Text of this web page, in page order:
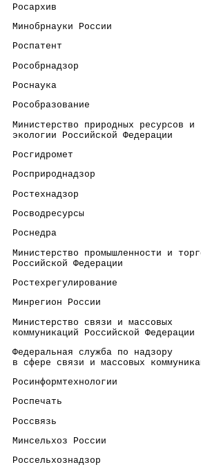
Росархив
Минобрнауки России
Роспатент
Рособрнадзор
Роснаука
Рособразование
Министерство природных
экологии Российской Федерации
Росгидромет
Росприроднадзор
Ростехнадзор
Росводресурсы
Роснедра
Министерство промышленности
Российской Федерации
Ростехрегулирование
Минрегион России
Министерство связи и
коммуникаций Российской Федерации
Федеральная служба по
в сфере связи и массовых
Росинформтехнологии
Роспечать
Россвязь
Минсельхоз России
Россельхознадзор